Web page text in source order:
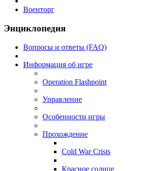
Военторг
Энциклопедия
Вопросы и ответы (FAQ)
Информация об игре
Operation Flashpoint
Управление
Особенности игры
Прохождение
Cold War Crisis
Красное солнце